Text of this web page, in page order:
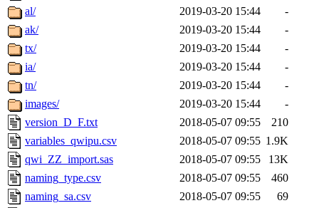
al/
2019-03-20 15:44
-
ak/
2019-03-20 15:44
-
tx/
2019-03-20 15:44
-
ia/
2019-03-20 15:44
-
tn/
2019-03-20 15:44
-
images/
2019-03-20 15:44
-
version_D_F.txt
2018-05-07 09:55
210
variables_qwipu.csv
2018-05-07 09:55 1.9K
qwi_ZZ_import.sas
2018-05-07 09:55
13K
naming_type.csv
2018-05-07 09:55
460
naming_sa.csv
2018-05-07 09:55
69